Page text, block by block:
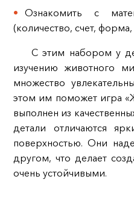
Ознакомить с
(количество, счет,
С этим набором у
изучению животного
множество
этом им поможет игра
выполнен из
детали отличаются
поверхностью. Они
другом, что делает
очень устойчивыми.